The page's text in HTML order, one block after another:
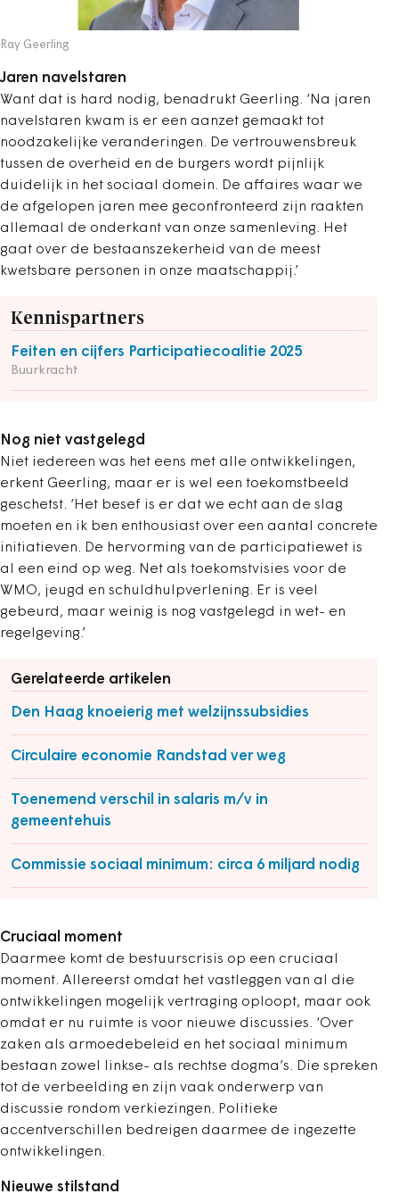
Ray Geerling
Jaren navelstaren
Want dat is hard nodig, benadrukt Geerling. ‘Na jaren
navelstaren kwam is er een aanzet gemaakt tot
noodzakelijke veranderingen. De vertrouwensbreuk
tussen de overheid en de burgers wordt pijnlijk
duidelijk in het sociaal domein. De affaires waar we
de afgelopen jaren mee geconfronteerd zijn raakten
allemaal de onderkant van onze samenleving. Het
gaat over de bestaanszekerheid van de meest
kwetsbare personen in onze maatschappij.’
Kennispartners
Feiten en cijfers Participatiecoalitie 2025
Buurkracht
Nog niet vastgelegd
Niet iedereen was het eens met alle ontwikkelingen,
erkent Geerling, maar er is wel een toekomstbeeld
geschetst. ‘Het besef is er dat we echt aan de slag
moeten en ik ben enthousiast over een aantal concrete
initiatieven. De hervorming van de participatiewet is
al een eind op weg. Net als toekomstvisies voor de
WMO, jeugd en schuldhulpverlening. Er is veel
gebeurd, maar weinig is nog vastgelegd in wet- en
regelgeving.’
Gerelateerde artikelen
Den Haag knoeierig met welzijnssubsidies
Circulaire economie Randstad ver weg
Toenemend verschil in salaris m/v in
gemeentehuis
Commissie sociaal minimum: circa 6 miljard nodig
Cruciaal moment
Daarmee komt de bestuurscrisis op een cruciaal
moment. Allereerst omdat het vastleggen van al die
ontwikkelingen mogelijk vertraging oploopt, maar ook
omdat er nu ruimte is voor nieuwe discussies. ‘Over
zaken als armoedebeleid en het sociaal minimum
bestaan zowel linkse- als rechtse dogma’s. Die spreken
tot de verbeelding en zijn vaak onderwerp van
discussie rondom verkiezingen. Politieke
accentverschillen bedreigen daarmee de ingezette
ontwikkelingen.
Nieuwe stilstand